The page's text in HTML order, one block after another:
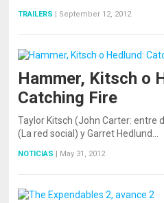
TRAILERS | September 12, 2012
Hammer, Kitsch o
Catching Fire
Taylor Kitsch (John Carter: entre
(La red social) y Garret Hedlund…
NOTICIAS | May 31, 2012